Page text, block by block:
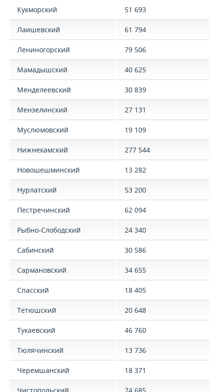
Кукморский 51 693
Лаишевский 61 794
Лениногорский 79 506
Мамадышский 40 625
Менделеевский 30 839
Мензелинский 27 131
Муслюмовский 19 109
Нижнекамский 277 544
Новошешминский 13 282
Нурлатский 53 200
Пестречинский 62 094
Рыбно-Слободский 24 340
Сабинский 30 586
Сармановский 34 655
Спасский 18 405
Тетюшский 20 648
Тукаевский 46 760
Тюлячинский 13 736
Черемшанский 18 371
Чистопольский 74 685